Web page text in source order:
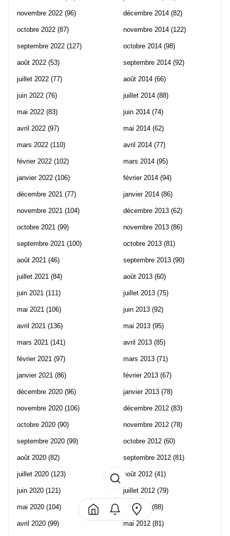
novembre 2022 (96)
octobre 2022 (87)
septembre 2022 (127)
août 2022 (53)
juillet 2022 (77)
juin 2022 (76)
mai 2022 (83)
avril 2022 (97)
mars 2022 (110)
février 2022 (102)
janvier 2022 (106)
décembre 2021 (77)
novembre 2021 (104)
octobre 2021 (99)
septembre 2021 (100)
août 2021 (46)
juillet 2021 (84)
juin 2021 (111)
mai 2021 (106)
avril 2021 (136)
mars 2021 (141)
février 2021 (97)
janvier 2021 (86)
décembre 2020 (96)
novembre 2020 (106)
octobre 2020 (90)
septembre 2020 (99)
août 2020 (82)
juillet 2020 (123)
juin 2020 (121)
mai 2020 (104)
avril 2020 (99)
décembre 2014 (82)
novembre 2014 (122)
octobre 2014 (98)
septembre 2014 (92)
août 2014 (66)
juillet 2014 (88)
juin 2014 (74)
mai 2014 (62)
avril 2014 (77)
mars 2014 (95)
février 2014 (94)
janvier 2014 (86)
décembre 2013 (62)
novembre 2013 (86)
octobre 2013 (81)
septembre 2013 (90)
août 2013 (60)
juillet 2013 (75)
juin 2013 (92)
mai 2013 (95)
avril 2013 (85)
mars 2013 (71)
février 2013 (67)
janvier 2013 (78)
décembre 2012 (83)
novembre 2012 (78)
octobre 2012 (60)
septembre 2012 (81)
août 2012 (41)
juillet 2012 (79)
juin 2012 (88)
mai 2012 (81)